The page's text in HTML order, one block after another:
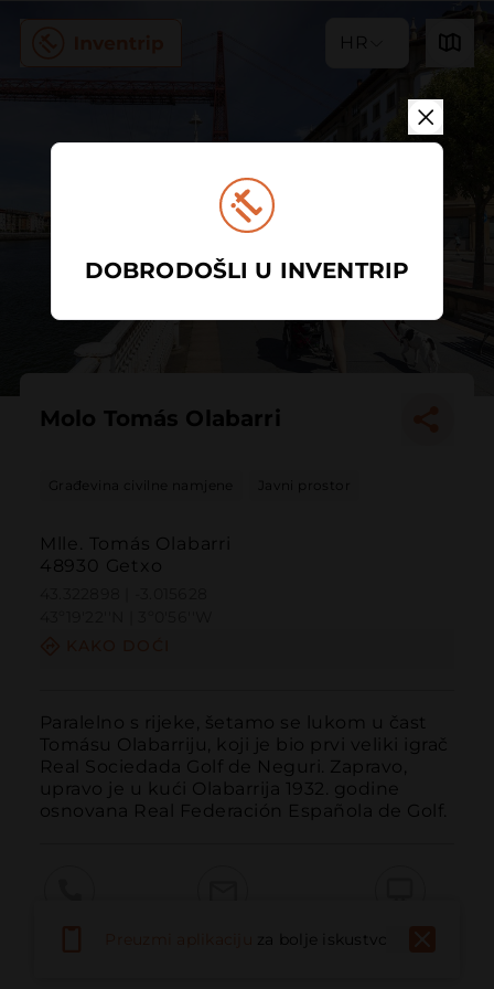
HR
Molo Tomás Olabarri
Građevina civilne namjene Javni prostor
Mlle. Tomás Olabarri
48930 Getxo
Paralelno s rijeke, šetamo se lukom u čast
Tomásu Olabarriju, koji je bio prvi veliki igrač
Real Sociedada Golf de Neguri. Zapravo,
upravo je u kući Olabarrija 1932. godine
osnovana Real Federación Española de Golf.
Web stranica
za bolje iskustvo
DOBRODOŠLI U INVENTRIP